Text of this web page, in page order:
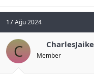
17 Ağu 2024
C CharlesJaike
Member